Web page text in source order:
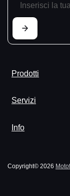
Prodotti
Servizi
Info
Copyright© 2026